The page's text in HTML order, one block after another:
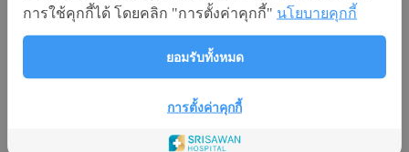
เน้นแนวคิดสุขภาพสมดุลจากภายใน สู่ชีวิตที่ยืนยาวอย่างยั่งยืน
เมื่อวันที่ 15 มิถุนายน 2568 โรงพยาบาลศรีสวรรค์ นครสวรรค์
กุญแจแห่งสุขภาพและความสุข” เพื่อสร้างความตระหนักรู้ด้าน
สุขภาพเชิงป้องกัน โดยเฉพาะในกลุ่มวัยทอง และผู้ที่ใส่ใจการ
การใช้คุกกี้ได้ โดยคลิก "การตั้งค่าคุกกี้" นโยบายคุกกี้
ยอมรับทั้งหมด
การตั้งค่าคุกกี้